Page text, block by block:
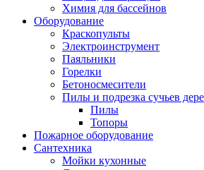
Химия для бассейнов
Оборудование
Краскопульты
Электроинструмент
Паяльники
Горелки
Бетоносмесители
Пилы и подрезка сучьев
Пилы
Топоры
Пожарное оборудование
Сантехника
Мойки кухонные